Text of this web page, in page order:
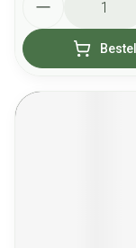
Bestel